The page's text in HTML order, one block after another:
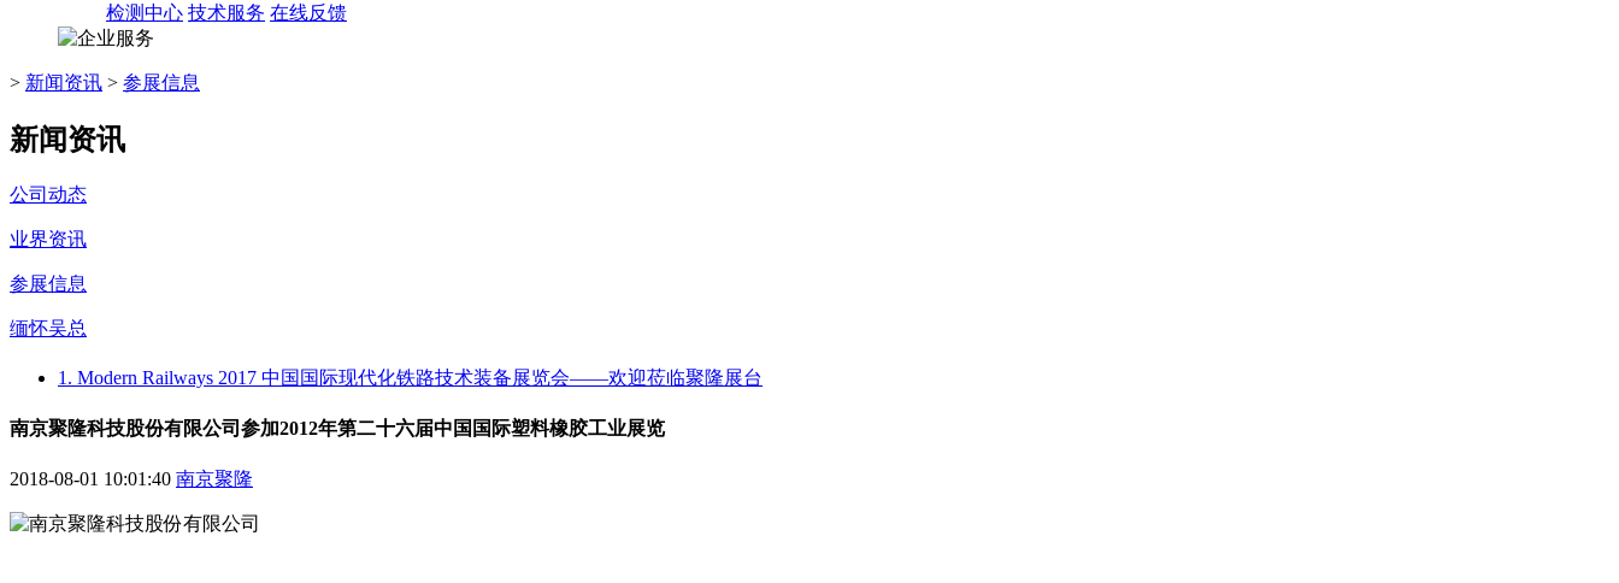
检测中心 技术服务 在线反馈
> 新闻资讯 > 参展信息
新闻资讯
公司动态
业界资讯
参展信息
缅怀吴总
1. Modern Railways 2017 中国国际现代化铁路技术装备展览会——欢迎莅临聚隆展台
南京聚隆科技股份有限公司参加2012年第二十六届中国国际塑料橡胶工业展览
2018-08-01 10:01:40 南京聚隆